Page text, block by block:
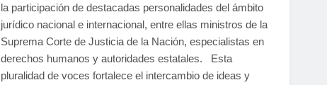
la participación de destacadas personalidades del ámbito
jurídico nacional e internacional, entre ellas ministros de la
Suprema Corte de Justicia de la Nación, especialistas en
derechos humanos y autoridades estatales. Esta
pluralidad de voces fortalece el intercambio de ideas y